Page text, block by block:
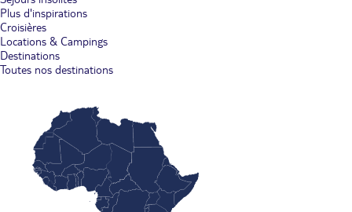
Plus d'inspirations
Croisières
Locations & Campings
Destinations
Toutes nos destinations